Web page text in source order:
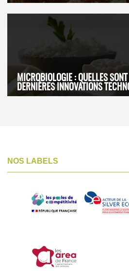
MICROBIOLOGIE : QUELLES
DERNIÈRES INNOVATIONS
NOS LABELS